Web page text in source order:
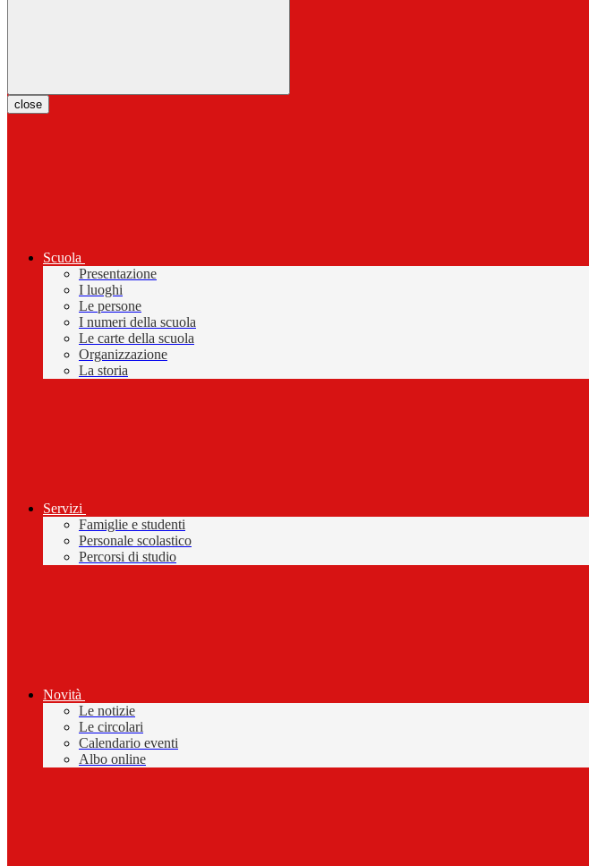
close
Scuola
Presentazione
I luoghi
Le persone
I numeri della scuola
Le carte della scuola
Organizzazione
La storia
Servizi
Famiglie e studenti
Personale scolastico
Percorsi di studio
Novità
Le notizie
Le circolari
Calendario eventi
Albo online